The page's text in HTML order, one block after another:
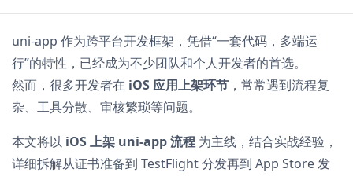
uni-app 作为跨平台开发框架，凭借“一套代码，多端运
行”的特性，已经成为不少团队和个人开发者的首选。
然而，很多开发者在 iOS 应用上架环节 ，常常遇到流程复
杂、工具分散、审核繁琐等问题。
本文将以 iOS 上架 uni-app 流程 为主线，结合实战经验，
详细拆解从证书准备到 TestFlight 分发再到 App Store 发